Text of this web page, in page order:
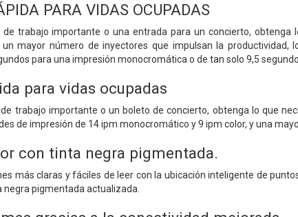
PARA VIDAS OCUPADAS
trabajo importante o una entrada para un concierto, obtenga
mayor número de inyectores que impulsan la productividad,
para una impresión monocromática o de tan solo 9,5
para vidas ocupadas
trabajo importante o un boleto de concierto, obtenga lo que
de impresión de 14 ipm monocromático y 9 ipm color, y una
con tinta negra pigmentada.
más claras y fáciles de leer con la ubicación inteligente de
negra pigmentada actualizada.